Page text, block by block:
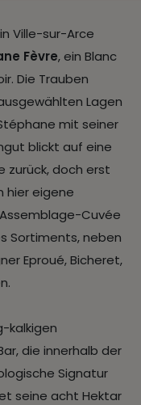
Ville-sur-Arce
Fèvre, ein Blanc
Die Trauben
Lagen
mit seiner
blickt auf eine
zurück, doch erst
hier eigene
Cuvée
Sortiments, neben
Eproué, Bicheret,
kalkigen
die innerhalb der
Signatur
seine acht Hektar